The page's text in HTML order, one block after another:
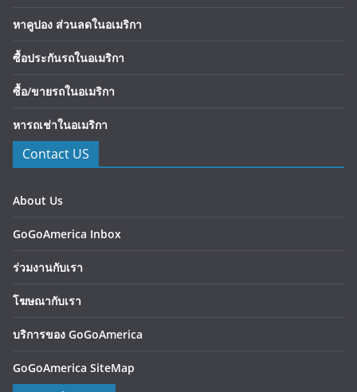
หาคูปอง ส่วนลดในอเมริกา
ซื้อประกันรถในอเมริกา
ซื้อ/ขายรถในอเมริกา
หารถเช่าในอเมริกา
Contact US
About Us
GoGoAmerica Inbox
ร่วมงานกับเรา
โฆษณากับเรา
บริการของ GoGoAmerica
GoGoAmerica SiteMap